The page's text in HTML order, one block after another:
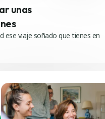
unas
ese viaje soñado que tienes en